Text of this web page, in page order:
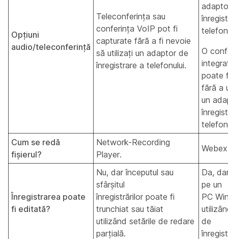
Opțiuni
audio/teleconferință
Teleconferința sau
conferința VoIP pot fi
capturate fără a fi nevoie
să utilizați un adaptor de
înregistrare a telefonului.
O
poate
fără a
un
Cum se redă
fișierul?
Network-Recording
Player.
Înregistrarea poate
fi editată?
Nu, dar începutul sau
sfârșitul
înregistrărilor poate fi
trunchiat sau tăiat
utilizând setările de redare
parțială.
Da,
pe un
PC
de